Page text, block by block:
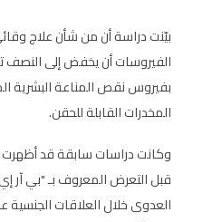
بيّنت دراسة أن من شأن علاج
الفيروسات أن يخفض إلى النصف
بفيروس نقص المناعة البشرية
المخدرات القابلة للحقن.
وكانت دراسات سابقة قد أظهرت
قبل التعرض المعروف بـ "بي آر
العدوى خلال العلاقات الجنسية